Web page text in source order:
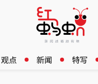
观点 新闻 特写